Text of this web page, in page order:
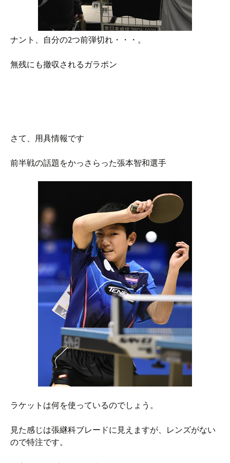
ナント、自分の2つ前弾切れ・・・。
無残にも撤収されるガラポン
さて、用具情報です
前半戦の話題をかっさらった張本智和選手
ラケットは何を使っているのでしょう。
見た感じは張継科ブレードに見えますが、レンズがない
ので特注です。